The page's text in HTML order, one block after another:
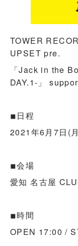
TOWER
UPSET pre.
「Jack in the
DAY.1-」
◾︎日程
2021年6月7日(
◾︎会場
愛知 名古屋
◾︎時間
OPEN 17:00 /